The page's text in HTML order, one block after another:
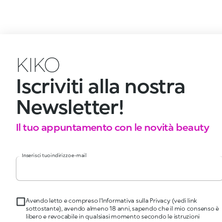
KIKO
Iscriviti alla nostra
Newsletter!
Il tuo appuntamento con le novità beauty
Inserisci tuo indirizzo e-mail
Avendo letto e compreso l'Informativa sulla Privacy (vedi link
sottostante), avendo almeno 18 anni, sapendo che il mio consenso è
libero e revocabile in qualsiasi momento secondo le istruzioni